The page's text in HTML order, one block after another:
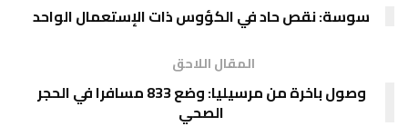
سوسة: نقص حاد في الكؤوس ذات الإستعمال الواحد
المقال اللاحق
وصول باخرة من مرسيليا: وضع 833 مسافرا في الحجر
الصحي